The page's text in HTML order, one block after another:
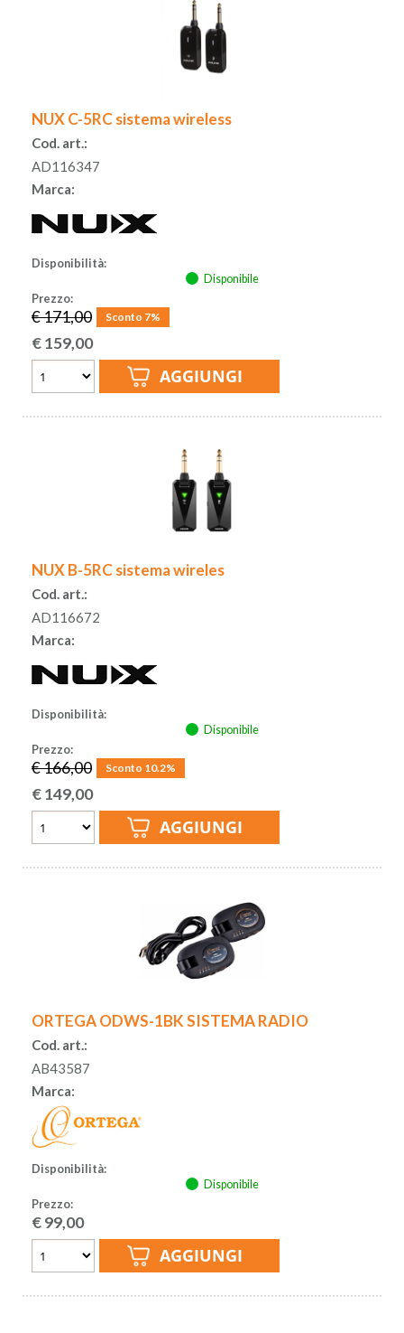
NUX C-5RC sistema wireless
Cod. art.:
AD116347
Marca:
Disponibilità:
Disponibile
Prezzo:
€ 171,00 Sconto 7%
€159,00
NUX B-5RC sistema wireles
Cod. art.:
AD116672
Marca:
Disponibilità:
Disponibile
Prezzo:
€ 166,00 Sconto 10.2%
€149,00
ORTEGA ODWS-1BK SISTEMA RADIO
Cod. art.:
AB43587
Marca:
Disponibilità:
Disponibile
Prezzo:
€99,00